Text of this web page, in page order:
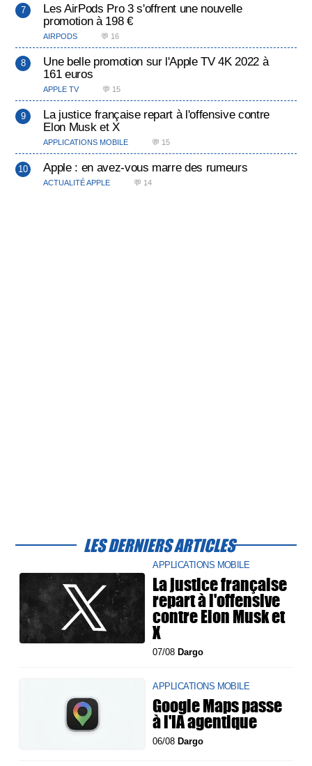
Les AirPods Pro 3 s'offrent une nouvelle
promotion à 198 €
AIRPODS 💬 16
Une belle promotion sur l'Apple TV 4K 2022 à
161 euros
APPLE TV 💬 15
La justice française repart à l'offensive contre
Elon Musk et X
APPLICATIONS MOBILE 💬 15
Apple : en avez-vous marre des rumeurs
ACTUALITÉ APPLE 💬 14
LES DERNIERS ARTICLES
APPLICATIONS MOBILE
La justice française
repart à l'offensive
contre Elon Musk et
X
07/08Dargo
APPLICATIONS MOBILE
Google Maps passe
à l'IA agentique
06/08 Dargo